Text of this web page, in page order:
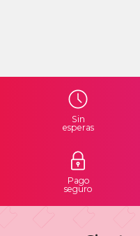
Sin
esperas
Pago
seguro